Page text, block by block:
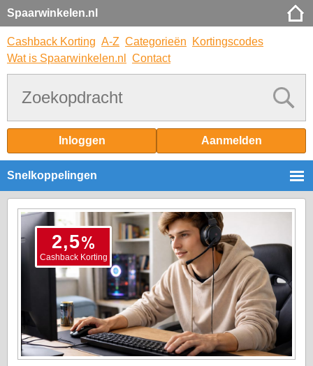
Spaarwinkelen.nl
Cashback Korting A-Z Categorieën
Kortingscodes
Wat is Spaarwinkelen.nl
Contact
Inloggen Aanmelden
Snelkoppelingen
2,5%
Cashback Korting